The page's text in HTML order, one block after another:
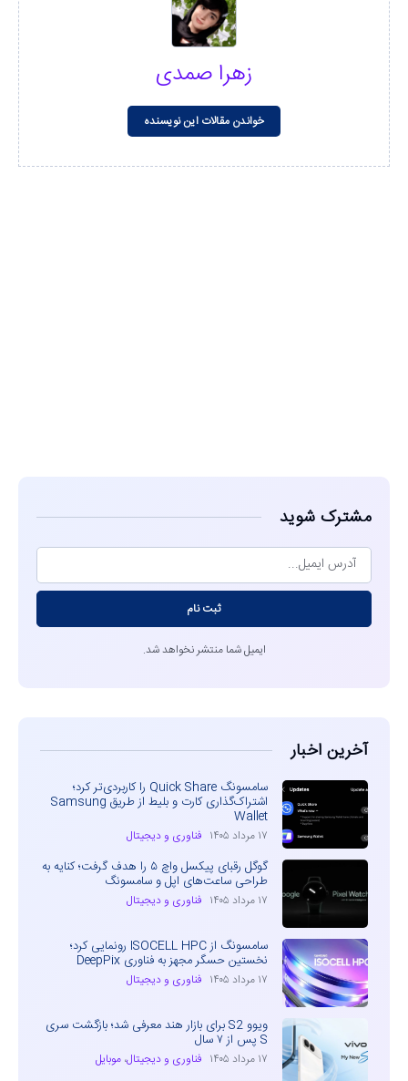
زهرا صمدی
خواندن مقالات این نویسنده
مشترک شوید
ثبت نام
ایمیل شما منتشر نخواهد شد.
آخرین اخبار
سامسونگ Quick Share را کاربردی‌تر کرد؛
اشتراک‌گذاری کارت و بلیط از طریق Samsung
Wallet
۱۷ مرداد ۱۴۰۵ فناوری و دیجیتال
گوگل رقبای پیکسل واچ ۵ را هدف گرفت؛ کنایه به
طراحی ساعت‌های اپل و سامسونگ
۱۷ مرداد ۱۴۰۵ فناوری و دیجیتال
سامسونگ از ISOCELL HPC رونمایی کرد؛
نخستین حسگر مجهز به فناوری DeepPix
۱۷ مرداد ۱۴۰۵ فناوری و دیجیتال
ویوو S2 برای بازار هند معرفی شد؛ بازگشت سری
S پس از ۷ سال
۱۷ مرداد ۱۴۰۵ فناوری و دیجیتال، موبایل